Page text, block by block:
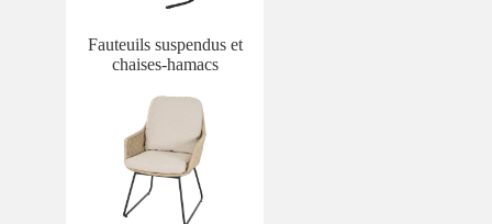
Fauteuils suspendus et
chaises-hamacs